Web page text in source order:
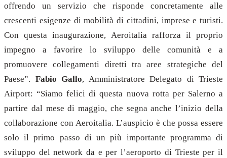
offrendo un servizio che risponde concretamente alle
crescenti esigenze di mobilità di cittadini, imprese e turisti.
Con questa inaugurazione, Aeroitalia rafforza il proprio
impegno a favorire lo sviluppo delle comunità e a
promuovere collegamenti diretti tra aree strategiche del
Paese”. Fabio Gallo, Amministratore Delegato di Trieste
Airport: “Siamo felici di questa nuova rotta per Salerno a
partire dal mese di maggio, che segna anche l’inizio della
collaborazione con Aeroitalia. L’auspicio è che possa essere
solo il primo passo di un più importante programma di
sviluppo del network da e per l’aeroporto di Trieste per il